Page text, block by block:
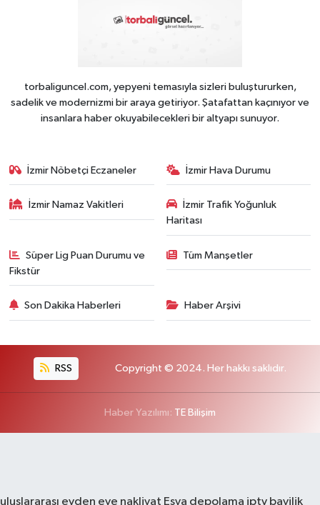
torbaliguncel.com, yepyeni temasıyla sizleri buluştururken,
sadelik ve modernizmi bir araya getiriyor. Şatafattan kaçınıyor ve
insanlara haber okuyabilecekleri bir altyapı sunuyor.
İzmir Nöbetçi Eczaneler İzmir Hava Durumu
İzmir Namaz Vakitleri
İzmir Trafik Yoğunluk
Haritası
Süper Lig Puan Durumu ve
Fikstür
Tüm Manşetler
Son Dakika Haberleri Haber Arşivi
RSS Copyright © 2024. Her hakkı saklıdır.
Haber Yazılımı: TE Bilişim
uluslararası evden eve nakliyat Eşya depolama iptv bayilik